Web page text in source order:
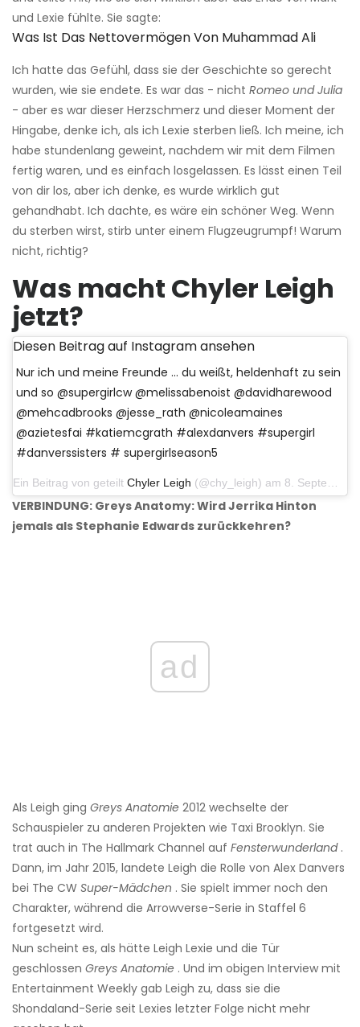
und Lexie fühlte. Sie sagte:
Was Ist Das Nettovermögen Von Muhammad Ali
Ich hatte das Gefühl, dass sie der Geschichte so gerecht
wurden, wie sie endete. Es war das - nicht Romeo und Julia
- aber es war dieser Herzschmerz und dieser Moment der
Hingabe, denke ich, als ich Lexie sterben ließ. Ich meine, ich
habe stundenlang geweint, nachdem wir mit dem Filmen
fertig waren, und es einfach losgelassen. Es lässt einen Teil
von dir los, aber ich denke, es wurde wirklich gut
gehandhabt. Ich dachte, es wäre ein schöner Weg. Wenn
du sterben wirst, stirb unter einem Flugzeugrumpf! Warum
nicht, richtig?
Was macht Chyler Leigh
jetzt?
Diesen Beitrag auf Instagram ansehen
Nur ich und meine Freunde ... du weißt, heldenhaft zu sein
und so @supergirlcw @melissabenoist @davidharewood
@mehcadbrooks @jesse_rath @nicoleamaines
@azietesfai #katiemcgrath #alexdanvers #supergirl
#danverssisters # supergirlseason5
Ein Beitrag von geteilt Chyler Leigh (@chy_leigh) am 8. September 2019 um 15:06 Uhr PDT
VERBINDUNG: Greys Anatomy: Wird Jerrika Hinton
jemals als Stephanie Edwards zurückkehren?
ad
Als Leigh ging Greys Anatomie 2012 wechselte der
Schauspieler zu anderen Projekten wie Taxi Brooklyn. Sie
trat auch in The Hallmark Channel auf Fensterwunderland.
Dann, im Jahr 2015, landete Leigh die Rolle von Alex Danvers
bei The CW Super-Mädchen . Sie spielt immer noch den
Charakter, während die Arrowverse-Serie in Staffel 6
fortgesetzt wird.
Nun scheint es, als hätte Leigh Lexie und die Tür
geschlossen Greys Anatomie . Und im obigen Interview mit
Entertainment Weekly gab Leigh zu, dass sie die
Shondaland-Serie seit Lexies letzter Folge nicht mehr